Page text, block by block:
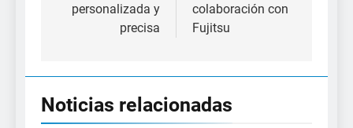
personalizada y
precisa
colaboración con
Fujitsu
Noticias relacionadas